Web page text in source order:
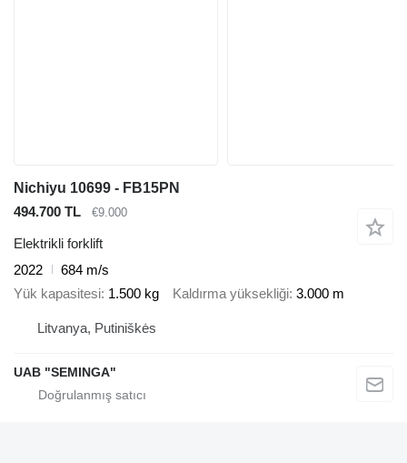
Nichiyu 10699 - FB15PN
494.700 TL
€9.000
Elektrikli forklift
2022
684 m/s
Yük kapasitesi 1.500 kg Kaldırma yüksekliği 3.000 m
Litvanya, Putiniškės
UAB "SEMINGA"